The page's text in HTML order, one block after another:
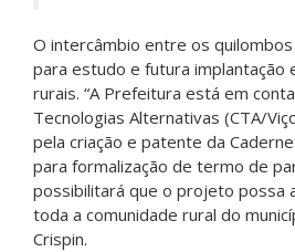
O intercâmbio entre os
para estudo e futura implantação
rurais. “A Prefeitura está em
Tecnologias Alternativas (CTA/
pela criação e patente da
para formalização de termo de
possibilitará que o projeto possa
toda a comunidade rural do
Crispin.